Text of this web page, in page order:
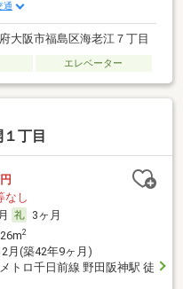
通
大阪市福島区海老江７丁目
エレベーター
丁目
なし
3ヶ月
2
月(築42年9ヶ月)
トロ千日前線 野田阪神駅 徒